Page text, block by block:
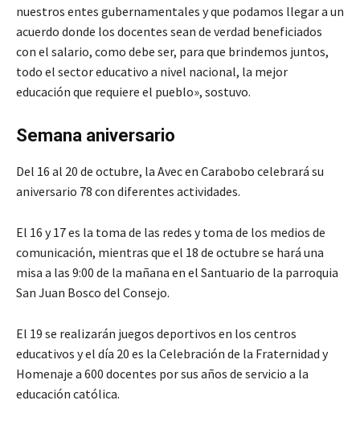
nuestros entes gubernamentales y que podamos llegar a un
acuerdo donde los docentes sean de verdad beneficiados
con el salario, como debe ser, para que brindemos juntos,
todo el sector educativo a nivel nacional, la mejor
educación que requiere el pueblo», sostuvo.
Semana aniversario
Del 16 al 20 de octubre, la Avec en Carabobo celebrará su
aniversario 78 con diferentes actividades.
El 16 y 17 es la toma de las redes y toma de los medios de
comunicación, mientras que el 18 de octubre se hará una
misa a las 9:00 de la mañana en el Santuario de la parroquia
San Juan Bosco del Consejo.
El 19 se realizarán juegos deportivos en los centros
educativos y el día 20 es la Celebración de la Fraternidad y
Homenaje a 600 docentes por sus años de servicio a la
educación católica.